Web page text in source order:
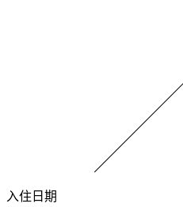
入住日期